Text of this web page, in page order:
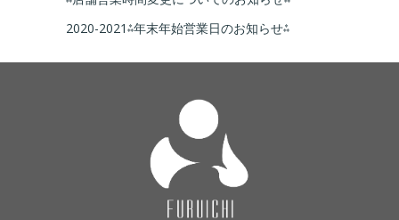
2020-2021⁂年末年始営業日のお知らせ⁂